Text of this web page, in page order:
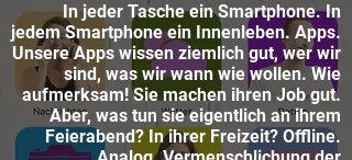
In jeder Tasche ein Smartphone. In
jedem Smartphone ein Innenleben. Apps.
Unsere Apps wissen ziemlich gut, wer wir
sind, was wir wann wie wollen. Wie
aufmerksam! Sie machen ihren Job gut.
Aber, was tun sie eigentlich an ihrem
Feierabend? In ihrer Freizeit? Offline.